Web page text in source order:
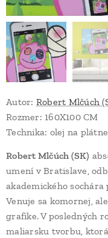
Autor: Robert Mlčúch
Rozmer: 160X100 CM
Technika: olej na plátne
Robert Mlčúch (SK)
umení v Bratislave,
akademického
Venuje sa komornej,
grafike. V posledných
maliarsku tvorbu,